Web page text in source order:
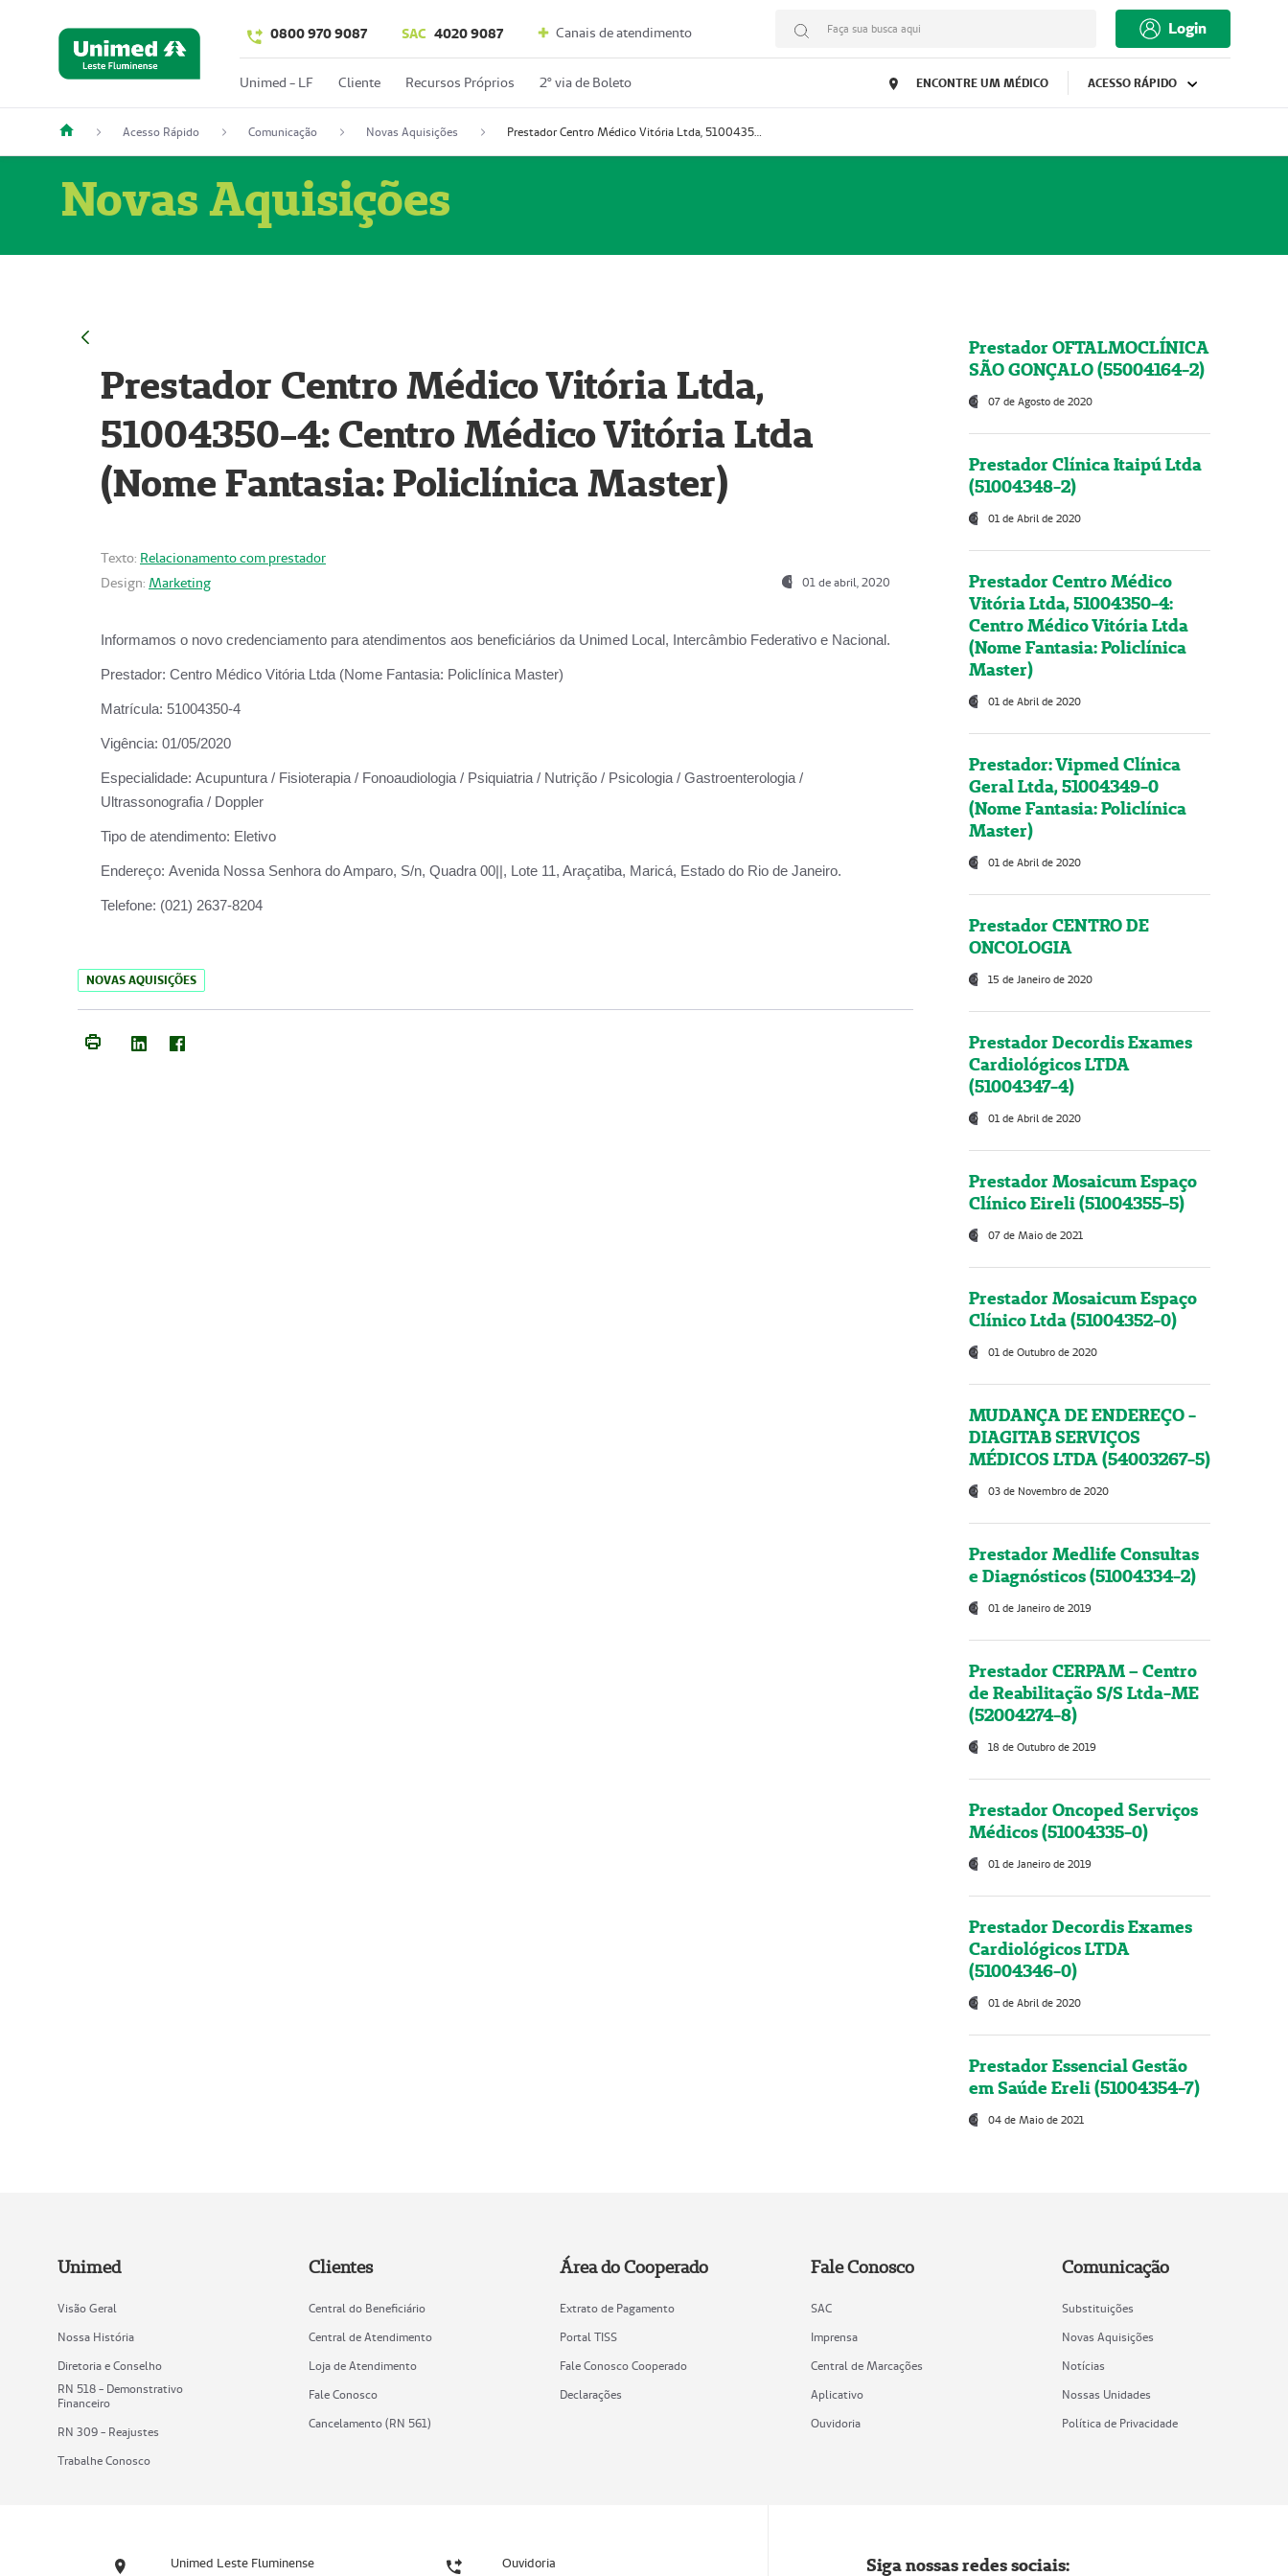
0800 970 9087 SAC 4020 9087 Canais de atendimento Faça sua busca aqui Login
Unimed - LF Cliente Recursos Próprios 2º via de Boleto ENCONTRE UM MÉDICO ACESSO RÁPIDO
Acesso Rápido Comunicação Novas Aquisições Prestador Centro Médico Vitória Ltda, 51004350-4: Centro Médico Vitória Ltda (Nome Fantasia: Policlínica Master)
Novas Aquisições
Prestador Centro Médico Vitória Ltda,
51004350-4: Centro Médico Vitória Ltda
(Nome Fantasia: Policlínica Master)
Texto: Relacionamento com prestador
Design: Marketing 01 de abril, 2020
Informamos o novo credenciamento para atendimentos aos beneficiários da Unimed Local, Intercâmbio Federativo e Nacional.
Prestador: Centro Médico Vitória Ltda (Nome Fantasia: Policlínica Master)
Matrícula: 51004350-4
Vigência: 01/05/2020
Especialidade: Acupuntura / Fisioterapia / Fonoaudiologia / Psiquiatria / Nutrição / Psicologia / Gastroenterologia /
Ultrassonografia / Doppler
Tipo de atendimento: Eletivo
Endereço: Avenida Nossa Senhora do Amparo, S/n, Quadra 00||, Lote 11, Araçatiba, Maricá, Estado do Rio de Janeiro.
Telefone: (021) 2637-8204
NOVAS AQUISIÇÕES
Prestador OFTALMOCLÍNICA
SÃO GONÇALO (55004164-2)
07 de Agosto de 2020
Prestador Clínica Itaipú Ltda
(51004348-2)
01 de Abril de 2020
Prestador Centro Médico
Vitória Ltda, 51004350-4:
Centro Médico Vitória Ltda
(Nome Fantasia: Policlínica
Master)
01 de Abril de 2020
Prestador: Vipmed Clínica
Geral Ltda, 51004349-0
(Nome Fantasia: Policlínica
Master)
01 de Abril de 2020
Prestador CENTRO DE
ONCOLOGIA
15 de Janeiro de 2020
Prestador Decordis Exames
Cardiológicos LTDA
(51004347-4)
01 de Abril de 2020
Prestador Mosaicum Espaço
Clínico Eireli (51004355-5)
07 de Maio de 2021
Prestador Mosaicum Espaço
Clínico Ltda (51004352-0)
01 de Outubro de 2020
MUDANÇA DE ENDEREÇO -
DIAGITAB SERVIÇOS
MÉDICOS LTDA (54003267-5)
03 de Novembro de 2020
Prestador Medlife Consultas
e Diagnósticos (51004334-2)
01 de Janeiro de 2019
Prestador CERPAM – Centro
de Reabilitação S/S Ltda-ME
(52004274-8)
18 de Outubro de 2019
Prestador Oncoped Serviços
Médicos (51004335-0)
01 de Janeiro de 2019
Prestador Decordis Exames
Cardiológicos LTDA
(51004346-0)
01 de Abril de 2020
Prestador Essencial Gestão
em Saúde Ereli (51004354-7)
04 de Maio de 2021
Unimed
Visão Geral
Nossa História
Diretoria e Conselho
RN 518 - Demonstrativo
Financeiro
RN 309 - Reajustes
Trabalhe Conosco
Clientes
Central do Beneficiário
Central de Atendimento
Loja de Atendimento
Fale Conosco
Cancelamento (RN 561)
Área do Cooperado
Extrato de Pagamento
Portal TISS
Fale Conosco Cooperado
Declarações
Fale Conosco
SAC
Imprensa
Central de Marcações
Aplicativo
Ouvidoria
Comunicação
Substituições
Novas Aquisições
Notícias
Nossas Unidades
Política de Privacidade
Unimed Leste Fluminense Ouvidoria Siga nossas redes sociais: